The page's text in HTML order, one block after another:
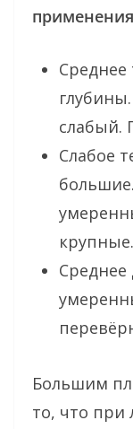
слабый.
Слабое
крупные.
Среднее
Большим
то, что при